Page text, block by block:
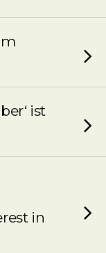
ist
in